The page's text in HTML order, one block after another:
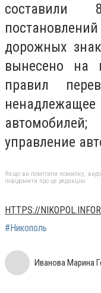
составили
дорожных
вынесено на
правил
управление
Якщо ви помітили помилку,
повідомити про це редакцію
HTTPS://
#Никополь
Иванова Марина